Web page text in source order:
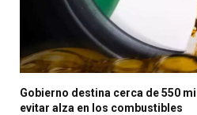
Gobierno destina cerca de 550
evitar alza en los combustibles